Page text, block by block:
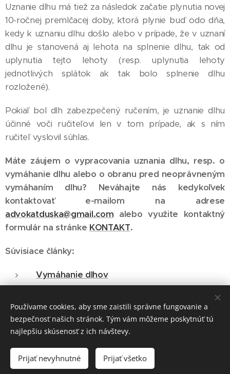
Uznanie dlhu má tiež za následok začatie plynutia novej
10-ročnej premlčacej doby, ktorá plynie buď odo dňa,
kedy k uznaniu dlhu došlo alebo v prípade, že v uznaní
dlhu je stanovená aj lehota na splnenie dlhu, tak od
uplynutia tejto lehoty (resp. uplynutia lehoty
jednotlivých splátok ak tak bolo splnenie dlhu
rozložené).
Pokiaľ bol dlh zabezpečený ručením, je uznanie dlhu
účinné voči ručiteľovi len v tom prípade, ak s ním
ručiteľ vyslovil súhlas.
Máte záujem o vypracovania uznania dlhu, resp. o
vymáhanie dlhu alebo o obranu pred neoprávneným
vymáhaním dlhu? Neváhajte nás kedykoľvek
kontaktovať e-mailom na adrese
advokatduska@gmail.com alebo využite kontaktný
formulár na stránke KONTAKT.
Súvisiace články:
Vymáhanie dlhov
mestská časť Staré Mesto
Cookies
Používame cookies, aby sme zaistili správne fungovanie a
bezpečnosť našich stránok. Tým vám môžeme poskytnúť tú
najlepšiu skúsenosť z ich návštevy.
Prijať nevyhnutné Prijať všetko